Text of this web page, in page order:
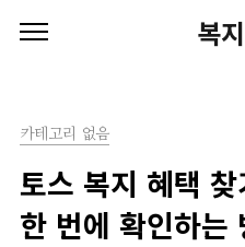
복
카테고리 없음
토스 복지 혜택
한 번에 확인하는